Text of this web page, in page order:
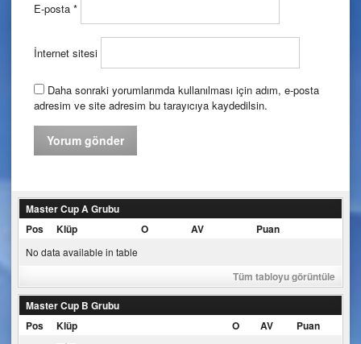
E-posta *
İnternet sitesi
Daha sonraki yorumlarımda kullanılması için adım, e-posta
adresim ve site adresim bu tarayıcıya kaydedilsin.
Master Cup A Grubu
Pos
Klüp O AV Puan
No data available in table
Tüm tabloyu görüntüle
Master Cup B Grubu
Pos
Klüp O AV Puan